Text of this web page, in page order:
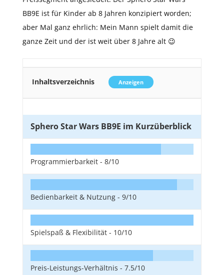
BB9E ist für Kinder ab 8 Jahren konzipiert worden;
aber Mal ganz ehrlich: Mein Mann spielt damit die
ganze Zeit und der ist weit über 8 Jahre alt 😉
Inhaltsverzeichnis Anzeigen
Sphero Star Wars BB9E im Kurzüberblick
Programmierbarkeit - 8/10
Bedienbarkeit & Nutzung - 9/10
Spielspaß & Flexibilität - 10/10
Preis-Leistungs-Verhältnis - 7.5/10